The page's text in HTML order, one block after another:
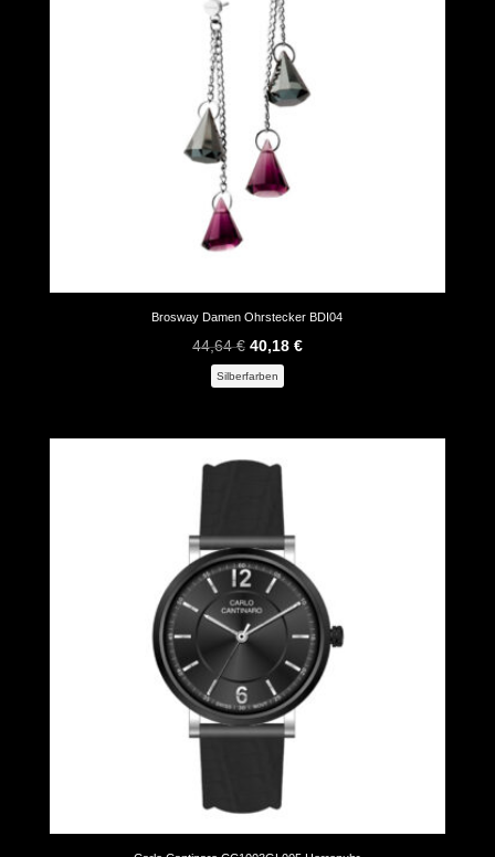
Brosway Damen Ohrstecker BDI04
44,64€ Ursprünglicher
Preis
40,18 €Aktueller
Silberfarben